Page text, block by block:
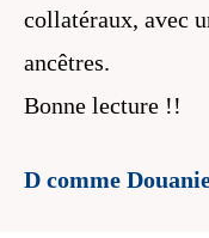
collatéraux, avec
ancêtres.
Bonne lecture !!
D comme